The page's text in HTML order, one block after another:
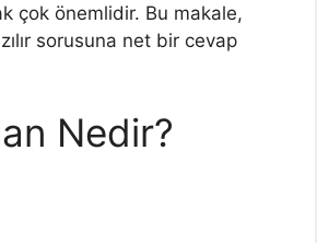
çok önemlidir. Bu makale,
sorusuna net bir cevap
Nedir?